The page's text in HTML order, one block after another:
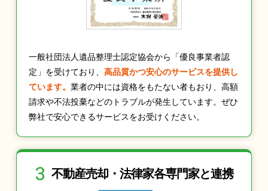
一般社団法人遺品整理士認定協会から「優良事業者認
定」を受けており、 高品質かつ安心のサービスを提供し
ています。 業者の中には資格をもたない者もおり、高額
請求や不法投棄などのトラブルが発生しています。ぜひ
弊社で安心できるサービスをお受けください。
3 不動産売却・法律家各専門家と連携